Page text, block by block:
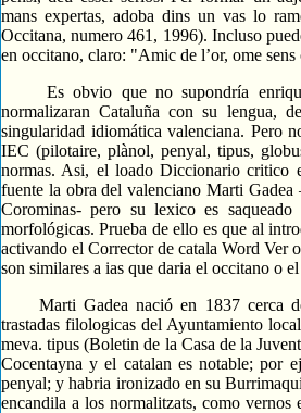
mans expertas, adoba dins un vas lo
Occitana, numero 461, 1996). Incluso
en occitano, claro: "Amic de l’or, ome
Es obvio que no supondría
normalizaran Cataluña con su lengua,
singularidad idiomática valenciana. Pero
IEC (pilotaire, plànol, penyal, tipus,
normas. Asi, el loado Diccionario critico
fuente la obra del valenciano Marti
Corominas- pero su lexico es
morfológicas. Prueba de ello es que al
activando el Corrector de catala Word Ver
son similares a ias que daria el occitano o el
Marti Gadea nació en 1837 cerca de
trastadas filologicas del Ayuntamiento
meva. tipus (Boletin de la Casa de la
Cocentayna y el catalan es notable; por
penyal; y habria ironizado en su
encandila a los normalitzats, como